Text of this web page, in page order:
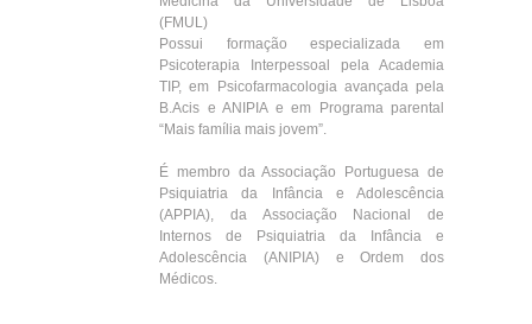
(FMUL)
Possui formação especializada em
Psicoterapia Interpessoal pela Academia
TIP, em Psicofarmacologia avançada pela
B.Acis e ANIPIA e em Programa parental
“Mais família mais jovem”.
É membro da Associação Portuguesa de
Psiquiatria da Infância e Adolescência
(APPIA), da Associação Nacional de
Internos de Psiquiatria da Infância e
Adolescência (ANIPIA) e Ordem dos
Médicos.